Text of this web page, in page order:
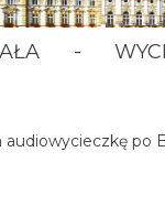
-
audiowycieczkę po